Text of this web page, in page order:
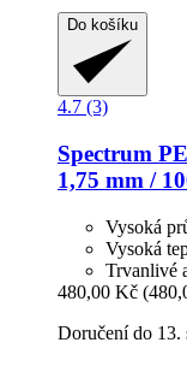
Do košíku
4.7 (3)
Spectrum
1,75 mm /
Vysoká
Vysoká
Trvanlivé
480,00 Kč
Doručení do 13.